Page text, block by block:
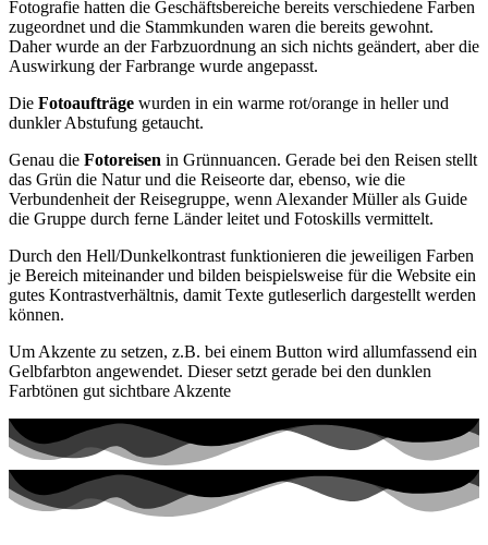
Fotografie hatten die Geschäftsbereiche bereits verschiedene Farben
zugeordnet und die Stammkunden waren die bereits gewohnt.
Daher wurde an der Farbzuordnung an sich nichts geändert, aber die
Auswirkung der Farbrange wurde angepasst.
Die Fotoaufträge wurden in ein warme rot/orange in heller und
dunkler Abstufung getaucht.
Genau die Fotoreisen in Grünnuancen. Gerade bei den Reisen stellt
das Grün die Natur und die Reiseorte dar, ebenso, wie die
Verbundenheit der Reisegruppe, wenn Alexander Müller als Guide
die Gruppe durch ferne Länder leitet und Fotoskills vermittelt.
Durch den Hell/Dunkelkontrast funktionieren die jeweiligen Farben
je Bereich miteinander und bilden beispielsweise für die Website ein
gutes Kontrastverhältnis, damit Texte gutleserlich dargestellt werden
können.
Um Akzente zu setzen, z.B. bei einem Button wird allumfassend ein
Gelbfarbton angewendet. Dieser setzt gerade bei den dunklen
Farbtönen gut sichtbare Akzente